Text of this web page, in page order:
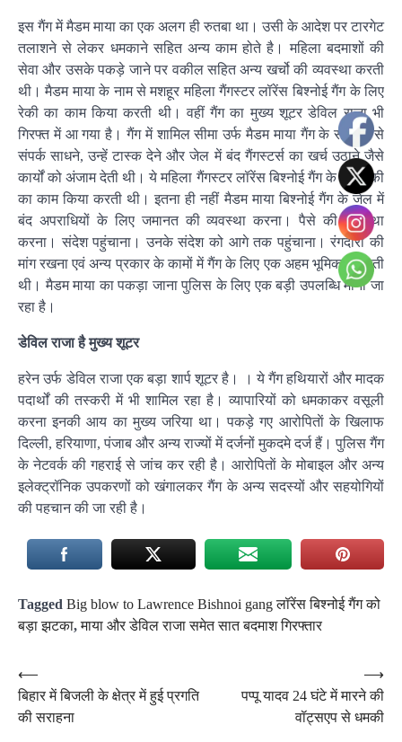
इस गैंग में मैडम माया का एक अलग ही रुतबा था। उसी के आदेश पर टारगेट
तलाशने से लेकर धमकाने सहित अन्य काम होते है। महिला बदमाशों की
सेवा और उसके पकड़े जाने पर वकील सहित अन्य खर्चो की व्यवस्था करती
थी। मैडम माया के नाम से मशहूर महिला गैंगस्टर लॉरेंस बिश्नोई गैंग के लिए
रेकी का काम किया करती थी। वहीं गैंग का मुख्य शूटर डेविल राजा भी
गिरफ्त में आ गया है। गैंग में शामिल सीमा उर्फ मैडम माया गैंग के सदस्यों से
संपर्क साधने, उन्हें टास्क देने और जेल में बंद गैंगस्टर्स का खर्च उठाने जैसे
कार्यों को अंजाम देती थी। ये महिला गैंगस्टर लॉरेंस बिश्नोई गैंग के लिए रेकी
का काम किया करती थी। इतना ही नहीं मैडम माया बिश्नोई गैंग के जेल में
बंद अपराधियों के लिए जमानत की व्यवस्था करना। पैसे की व्यवस्था
करना। संदेश पहुंचाना। उनके संदेश को आगे तक पहुंचाना। रंगदारी की
मांग रखना एवं अन्य प्रकार के कामों में गैंग के लिए एक अहम भूमिका निभाती
थी। मैडम माया का पकड़ा जाना पुलिस के लिए एक बड़ी उपलब्धि माना जा
रहा है।
डेविल राजा है मुख्य शूटर
हरेन उर्फ डेविल राजा एक बड़ा शार्प शूटर है। । ये गैंग हथियारों और मादक
पदार्थों की तस्करी में भी शामिल रहा है। व्यापारियों को धमकाकर वसूली
करना इनकी आय का मुख्य जरिया था। पकड़े गए आरोपिताें के खिलाफ
दिल्ली, हरियाणा, पंजाब और अन्य राज्यों में दर्जनों मुकदमे दर्ज हैं। पुलिस गैंग
के नेटवर्क की गहराई से जांच कर रही है। आरोपिताें के मोबाइल और अन्य
इलेक्ट्रॉनिक उपकरणों को खंगालकर गैंग के अन्य सदस्यों और सहयोगियों
की पहचान की जा रही है।
Tagged Big blow to Lawrence Bishnoi gang लॉरेंस बिश्नोई गैंग को
बड़ा झटका,माया और डेविल राजा समेत सात बदमाश गिरफ्तार
Post
navigation
⟵
बिहार में बिजली के क्षेत्र में हुई प्रगति
की सराहना
पप्पू यादव 24 घंटे में मारने की
वॉट्सएप से धमकी
⟶